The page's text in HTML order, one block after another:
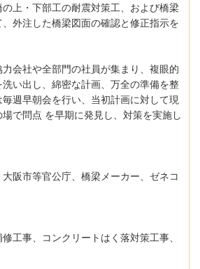
上・下部工の耐震対策工、および橋梁
外注した橋梁図面の確認と修正指示を
会社や全部門の社員が集まり、複眼的
い出し、綿密な計画、万全の準備を整
週早朝会を行い、当初計画に対して現
で問点 を早期に発見し、対策を実施し
阪市等官公庁、橋梁メーカー、ゼネコ
工事、コンクリートはく落対策工事、